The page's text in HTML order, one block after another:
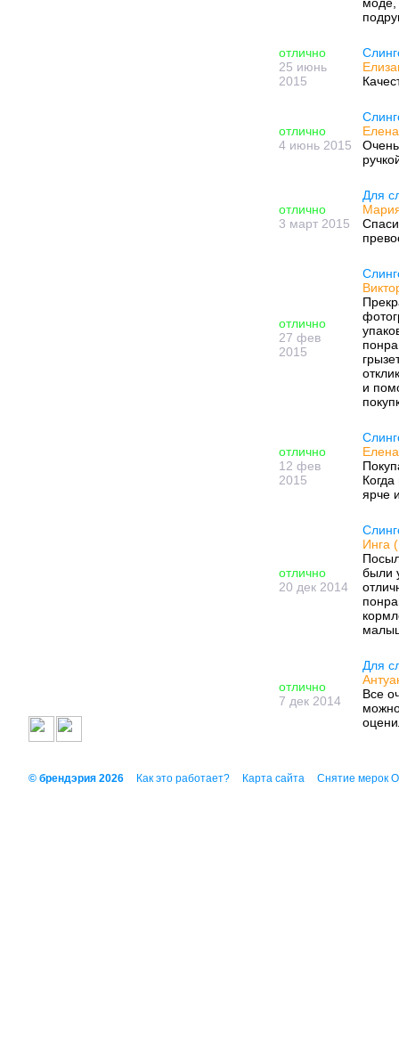
отлично
25 июнь
2015
отлично
4 июнь 2015
Очень
отлично
3 март 2015
Для
отлично
27 фев
2015
и
отлично
12 фев
2015
ярче
отлично
20 дек 2014
Инга
были
отлично
7 дек 2014
Для
Все
© брендэрия 2026 Как это работает? Карта сайта Снятие мерок